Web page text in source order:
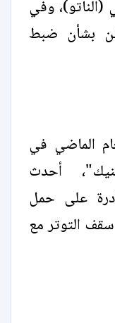
وفي
بشأن ضبط
الماضي في
أحدث
على حمل
التوتر مع